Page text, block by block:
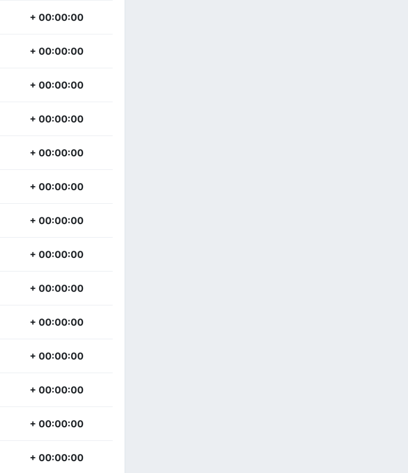
+ 00:00:00
+ 00:00:00
+ 00:00:00
+ 00:00:00
+ 00:00:00
+ 00:00:00
+ 00:00:00
+ 00:00:00
+ 00:00:00
+ 00:00:00
+ 00:00:00
+ 00:00:00
+ 00:00:00
+ 00:00:00